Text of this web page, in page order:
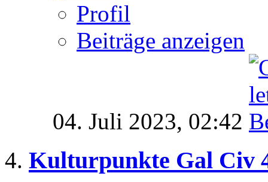
Profil
Beiträge anzeigen
04. Juli 2023, 02:42
Kulturpunkte Gal Civ